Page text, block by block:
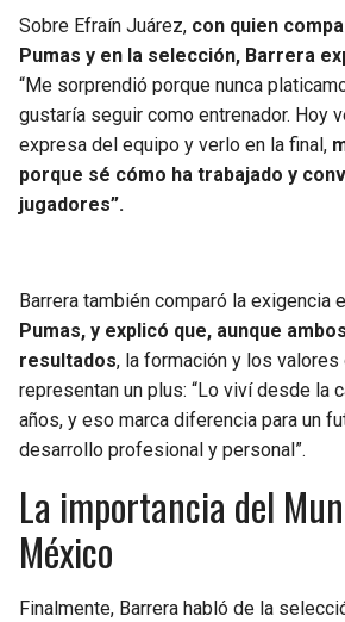
Sobre Efraín Juárez, con quien
Pumas y en la selección, Barrera
“Me sorprendió porque nunca
gustaría seguir como entrenador. Hoy
expresa del equipo y verlo en la final,
porque sé cómo ha trabajado y
jugadores”.
Barrera también comparó la exigencia
Pumas, y explicó que, aunque
resultados, la formación y los valores
representan un plus: “Lo viví desde la
años, y eso marca diferencia para un
desarrollo profesional y personal”.
La importancia del
México
Finalmente, Barrera habló de la